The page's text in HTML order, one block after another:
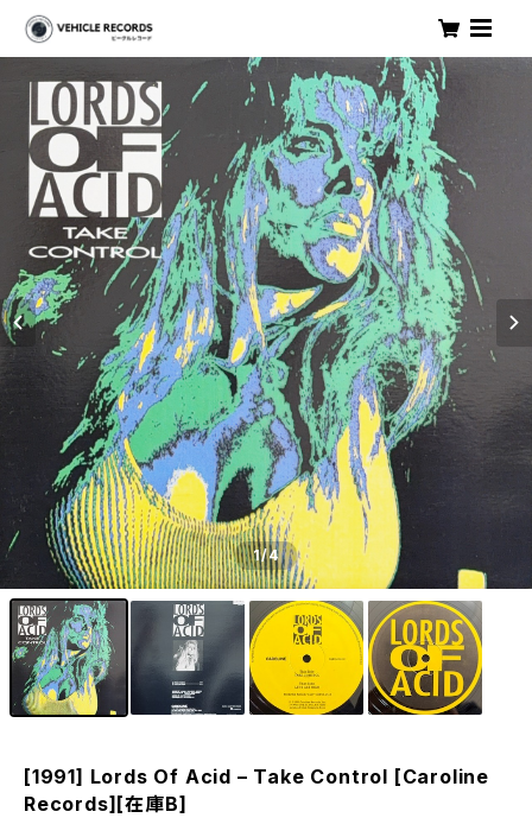
1/4
[1991] Lords Of Acid – Take Control [Caroline
Records][在庫B]